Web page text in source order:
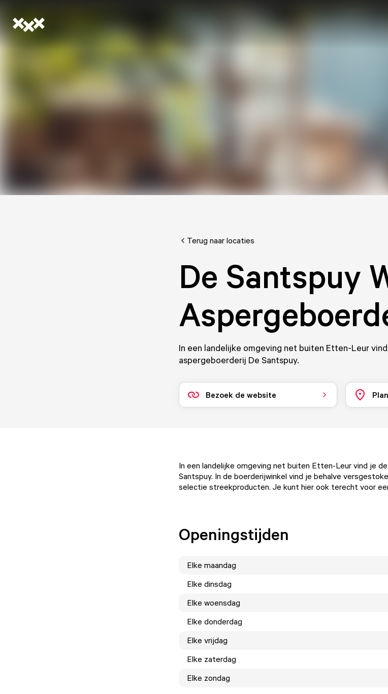
Terug naar locaties
De Santspuy
In een landelijke omgeving net buiten Etten-Leur
aspergeboerderij De Santspuy.
Bezoek de website
In een landelijke omgeving net buiten Etten-Leur vind je
Santspuy. In de boerderijwinkel vind je behalve
selectie streekproducten. Je kunt hier ook terecht voor
Openingstijden
Elke maandag
Elke dinsdag
Elke woensdag
Elke donderdag
Elke vrijdag
Elke zaterdag
Elke zondag